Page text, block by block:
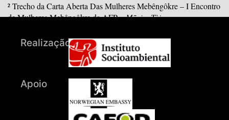
² Trecho da Carta Aberta Das Mulheres Mebêngôkre – I Encontro
de Mulheres Mebêngôkre da AFP –Mẽnire Tỳj